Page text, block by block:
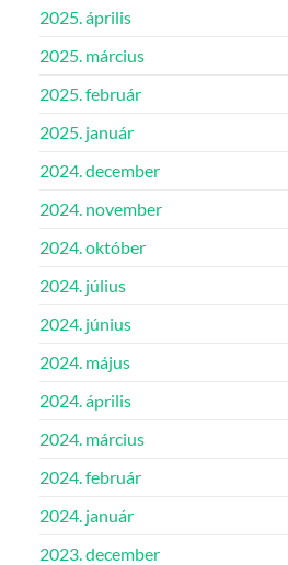
2025. április
2025. március
2025. február
2025. január
2024. december
2024. november
2024. október
2024. július
2024. június
2024. május
2024. április
2024. március
2024. február
2024. január
2023. december